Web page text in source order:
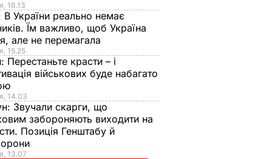
16.13
В України реально немає
Їм важливо, щоб Україна
але не перемагала
15.25
Перестаньте красти – і
військових буде набагато
14.03
Звучали скарги, що
забороняють виходити на
Позиція Генштабу й
13.07